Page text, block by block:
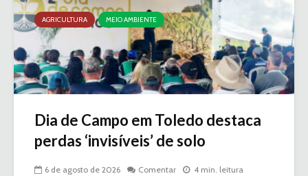
AGRICULTURA MEIO AMBIENTE
Dia de Campo em Toledo destaca
perdas ‘invisíveis’ de solo
6 de agosto de 2026 Comentar 4 min. leitura